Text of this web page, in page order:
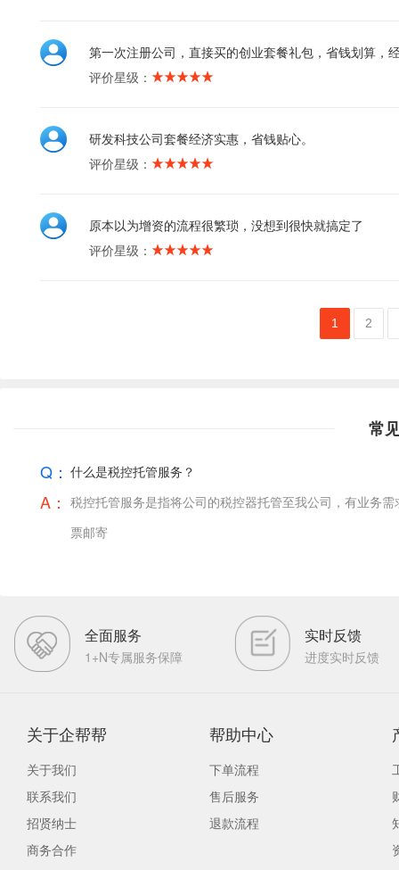
第一次注册公司，直接买的创业套餐礼包，省钱划算，
评价星级：
研发科技公司套餐经济实惠，省钱贴心。
评价星级：
原本以为增资的流程很繁琐，没想到很快就搞定了
评价星级：
1 2
常
Q： 什么是税控托管服务？
A： 税控托管服务是指将公司的税控器托管至我公司，有业务
票邮寄
全面服务
1+N专属服务保障
实时反馈
进度实时反馈
关于企帮帮
关于我们
联系我们
招贤纳士
商务合作
帮助中心
下单流程
售后服务
退款流程